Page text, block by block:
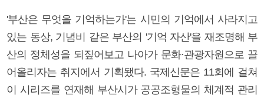
'부산은 무엇을 기억하는가'는 시민의 기억에서 사라지고
있는 동상, 기념비 같은 부산의 '기억 자산'을 재조명해 부
산의 정체성을 되짚어보고 나아가 문화·관광자원으로 끌
어올리자는 취지에서 기획됐다. 국제신문은 11회에 걸쳐
이 시리즈를 연재해 부산시가 공공조형물의 체계적 관리